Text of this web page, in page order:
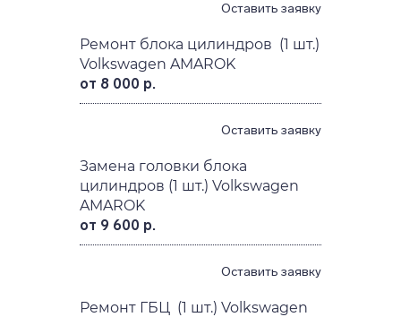
Оставить заявку
Ремонт блока цилиндров (1 шт.)
Volkswagen AMAROK
от 8 000 р.
Оставить заявку
Замена головки блока
цилиндров (1 шт.) Volkswagen
AMAROK
от 9 600 р.
Оставить заявку
Ремонт ГБЦ (1 шт.) Volkswagen